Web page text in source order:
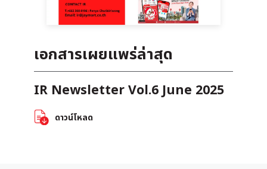
เอกสารเผยแพร่ล่าสุด
IR Newsletter Vol.6 June 2025
ดาวน์โหลด